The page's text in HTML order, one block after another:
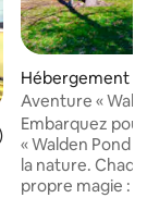
sur la
Hébergement ⋅
Aventure «
44 acres privés
Embarquez pour
« Walden Pond »
la nature. Chaque saison apporte sa
propre magie :